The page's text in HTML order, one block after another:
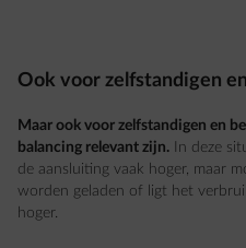
Ook voor zelfstandigen
Maar ook voor zelfstandigen en
balancing relevant zijn. In deze
de aansluiting vaak hoger, maar
worden geladen of ligt het
hoger.